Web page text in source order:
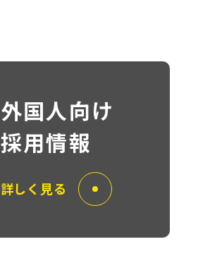
外国人向け
採用情報
詳しく見る